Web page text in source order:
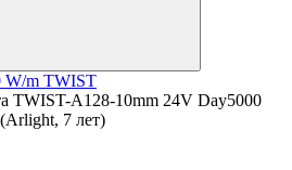
W/m TWIST
TWIST-A128-10mm 24V Day5000
7 лет)